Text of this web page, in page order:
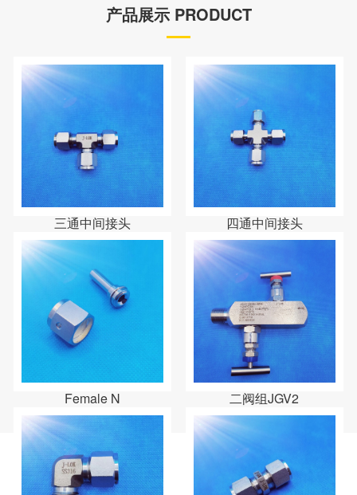
产品展示 PRODUCT
三通中间接头 四通中间接头
Female N 二阀组JGV2